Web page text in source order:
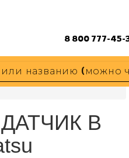
8 800 777-45-
ДАТЧИК В